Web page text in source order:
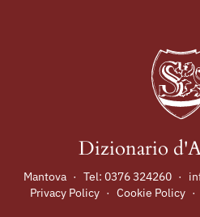
di incisioni
Biennale
con 1 scultura
Dizionario
Mantova · Tel: 0376 324260 ·
Privacy Policy · Cookie Policy ·